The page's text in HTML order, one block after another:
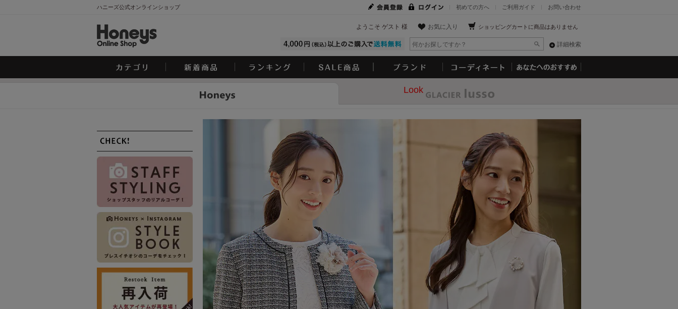
ハニーズ公式オンラインショップ お問い合わせ
ご利用ガイド
初めての方へ
ショッピングカートに商品はありません
お気に入り
ようこそ ゲスト 様
詳細検索
Look